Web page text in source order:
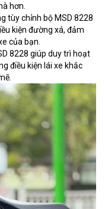
hơn.
tùy chỉnh bộ MSD 8228
kiện đường xá, đảm
của bạn.
8228 giúp duy trì hoạt
điều kiện lái xe khắc